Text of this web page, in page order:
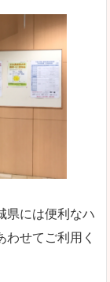
県には便利なハ
わせてご利用く